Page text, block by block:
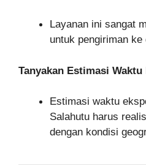
Layanan ini sangat
untuk pengiriman
Tanyakan Estimasi
Estimasi waktu
Salahutu harus
dengan kondisi